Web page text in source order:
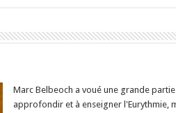
Marc Belbeoch a voué une grande partie
approfondir et à enseigner l'Eurythmie,